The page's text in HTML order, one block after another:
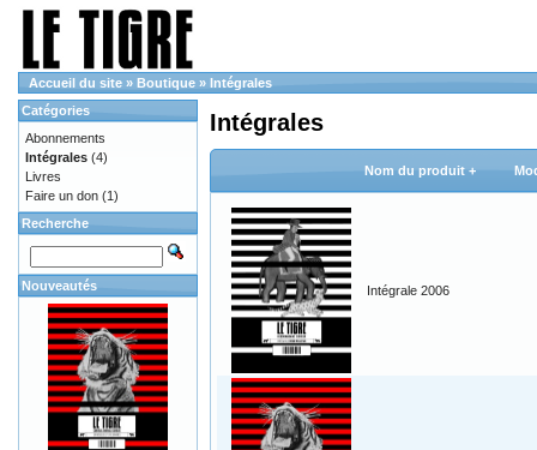
Accueil du site » Boutique » Intégrales
Intégrales
Nom du produit +
Intégrale 2006
Catégories
Abonnements
Intégrales (4)
Livres
Faire un don (1)
Recherche
Nouveautés